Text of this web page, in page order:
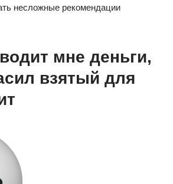
несложные рекомендации
мне деньги,
взятый для